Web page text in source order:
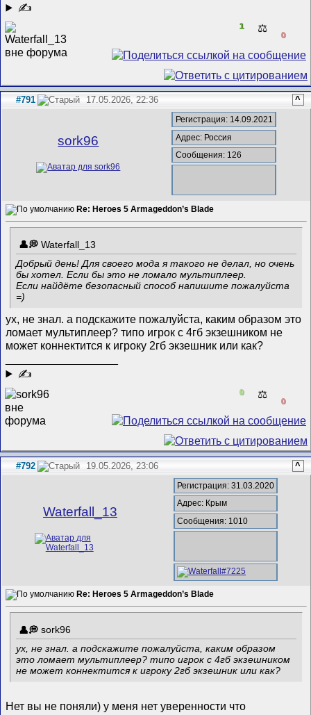
✍
1 ⚖️
0
#791 17.05.2026, 22:36 ^
sork96
Регистрация: 14.09.2021
Адрес: Россия
Сообщения: 126
Re: Heroes 5 Armageddon’s Blade
Waterfall_13
Добрый день! Для своего мода я такого не делал, но очень
бы хотел. Если бы это не ломало мультиплеер.
Если найдёте безопасный способ напишите пожалуйста
=)
ух, не знал. а подскажите пожалуйста, каким образом это
ломает мультиплеер? типо игрок с 4гб экзешником не
может коннектится к игроку 2гб экзешник или как?
✍
0 ⚖️
0
#792 19.05.2026, 23:06 ^
Waterfall_13
Регистрация: 31.03.2020
Адрес: Крым
Сообщения: 1010
Re: Heroes 5 Armageddon’s Blade
sork96
ух, не знал. а подскажите пожалуйста, каким образом
это ломает мультиплеер? типо игрок с 4гб экзешником
не может коннектится к игроку 2гб экзешник или как?
Нет вы не поняли) у меня нет уверенности что